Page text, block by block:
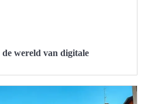
wereld van digitale